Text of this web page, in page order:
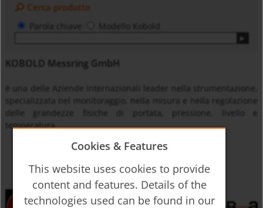
Cerca prodotto
Modello Kobold
KOBOLD Messring GmbH
è una delle Aziende internazionali leader nella strumentazione,
specializzata nel monitoraggio, nella misura e nella regolazione
delle grandezze fisiche di portata, pressione, livello e
temperatura.
Cookies & Features
This website uses cookies to provide
content and features. Details of the
technologies used can be found in our